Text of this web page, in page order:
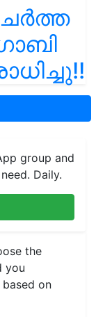
group and
Daily.
the
you
on